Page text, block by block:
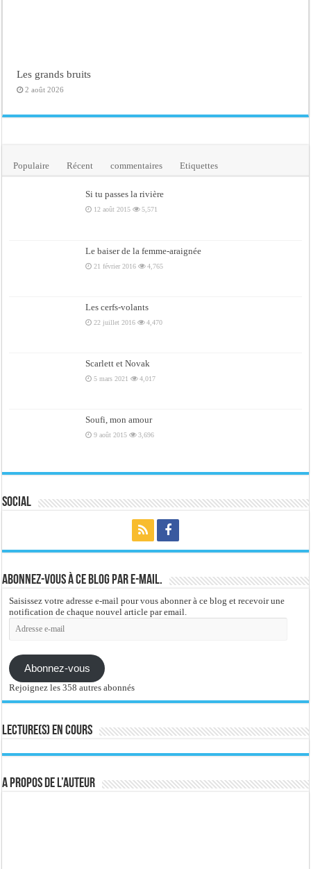
Les grands bruits
2 août 2026
Populaire Récent commentaires Etiquettes
Si tu passes la rivière
12 août 2015 5,571
Le baiser de la femme-araignée
21 février 2016 4,765
Les cerfs-volants
22 juillet 2016 4,470
Scarlett et Novak
5 mars 2021 4,017
Soufi, mon amour
9 août 2015 3,696
Social
Abonnez-vous à ce blog par e-mail.
Saisissez votre adresse e-mail pour vous abonner à ce blog et recevoir une
notification de chaque nouvel article par email.
Adresse
e-
Abonnez-vous
Rejoignez les 358 autres abonnés
Lecture(s) en cours
A propos de l’auteur